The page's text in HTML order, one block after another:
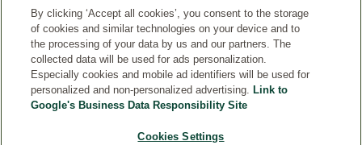
By clicking ‘Accept all cookies’, you consent to the storage
of cookies and similar technologies on your device and to
the processing of your data by us and our partners. The
collected data will be used for ads personalization.
Especially cookies and mobile ad identifiers will be used for
personalized and non-personalized advertising. Link to
Google's Business Data Responsibility Site
Cookies Settings